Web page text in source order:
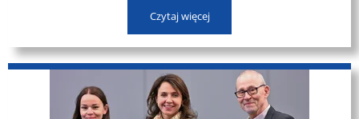
sztucznych i rolę, jaką ma on do odegrania w autonomicznej i
cyrkularnej przyszłości Europy. ...
Czytaj więcej